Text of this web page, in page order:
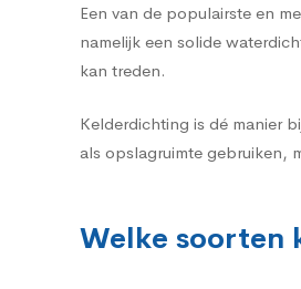
Een van de populairste en
namelijk een solide
kan treden.
Kelderdichting is dé manier
als opslagruimte gebruiken,
Welke soorten